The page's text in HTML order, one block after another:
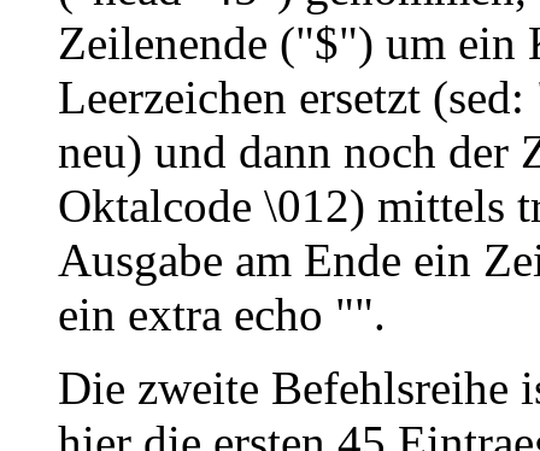
Zeilenende ("$") um ein
Leerzeichen ersetzt
neu) und dann noch der
Oktalcode \012) mittels
Ausgabe am Ende ein
ein extra echo "".
Die zweite Befehlsreihe